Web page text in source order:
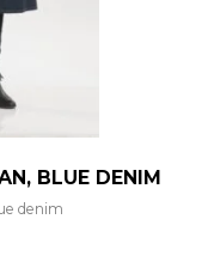
BLUE DENIM
denim